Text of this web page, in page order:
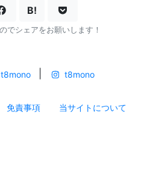
B!
でシェアをお願いします！
t8mono t8mono
免責事項 当サイトについて